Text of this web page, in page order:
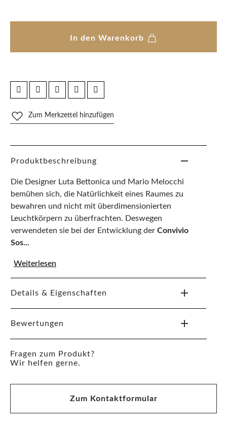
In den Warenkorb
Zum Merkzettel hinzufügen
Produktbeschreibung
Die Designer Luta Bettonica und Mario Melocchi
bemühen sich, die Natürlichkeit eines Raumes zu
bewahren und nicht mit überdimensionierten
Leuchtkörpern zu überfrachten. Deswegen
verwendeten sie bei der Entwicklung der Convivio
Sos...
Weiterlesen
Details & Eigenschaften
Bewertungen
Fragen zum Produkt?
Wir helfen gerne.
Zum Kontaktformular